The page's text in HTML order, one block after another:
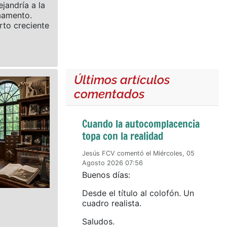
a la
creciente
Últimos artículos
comentados
Cuando la autocomplacencia
topa con la realidad
Jesús FCV comentó el Miércoles, 05
Agosto 2026 07:56
Buenos días:
Desde el título al colofón. Un
cuadro realista.
Saludos.